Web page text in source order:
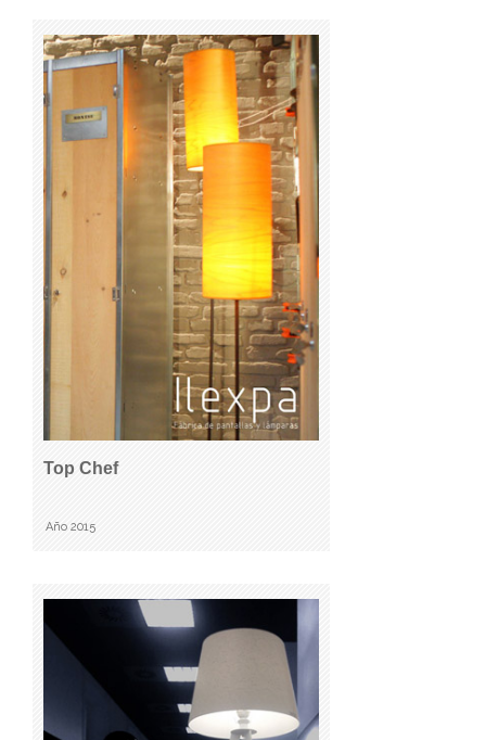
Top Chef
Año 2015